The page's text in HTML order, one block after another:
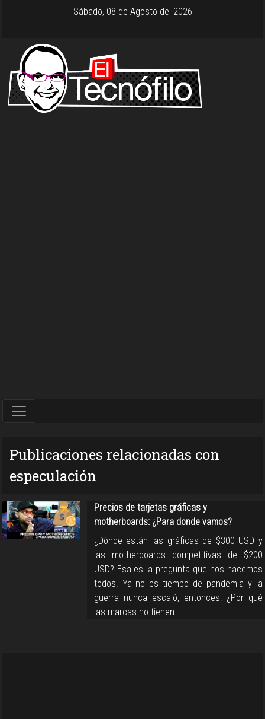
Sábado, 08 de Agosto del 2026
Publicaciones relacionadas con
especulación
Precios de tarjetas gráficas y
motherboards: ¿Para donde vamos?
¿Dónde están las gráficas de $300 USD y
las motherboards competitivas de $200
USD? Esa es la pregunta que nos hacemos
todos. Ya no es tiempo de pandemia y la
guerra nunca escaló, entonces: ¿Por qué
las marcas no tienen…